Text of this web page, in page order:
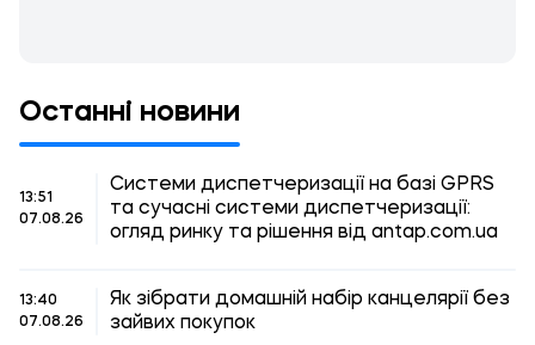
Останні новини
13:51
07.08.26
Системи диспетчеризації на базі GPRS
та сучасні системи диспетчеризації:
огляд ринку та рішення від antap.com.ua
13:40
07.08.26
Як зібрати домашній набір канцелярії без
зайвих покупок